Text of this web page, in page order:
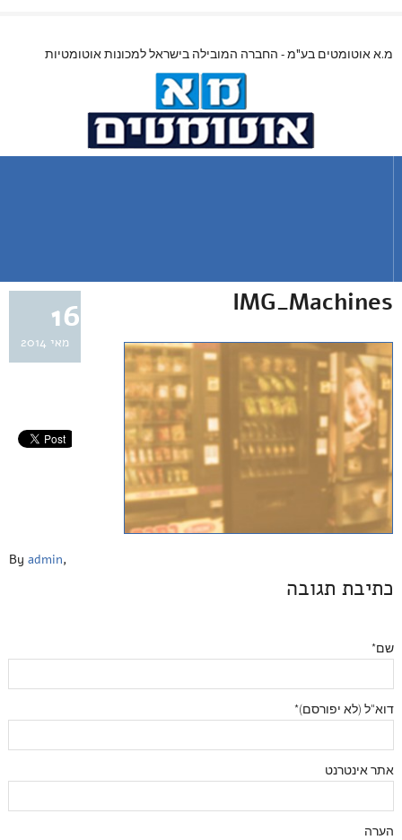
מ.א אוטומטים בע"מ - החברה המובילה בישראל למכונות אוטומטיות
16
מאי 2014
IMG_Machines
By admin,
כתיבת תגובה
שם*
דוא"ל (לא יפורסם)*
אתר אינטרנט
הערה